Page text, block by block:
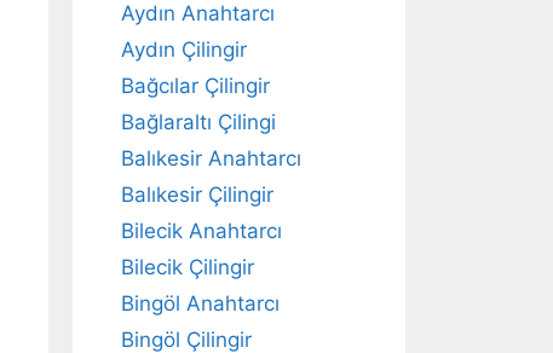
Aydın Anahtarcı
Aydın Çilingir
Bağcılar Çilingir
Bağlaraltı Çilingi
Balıkesir Anahtarcı
Balıkesir Çilingir
Bilecik Anahtarcı
Bilecik Çilingir
Bingöl Anahtarcı
Bingöl Çilingir